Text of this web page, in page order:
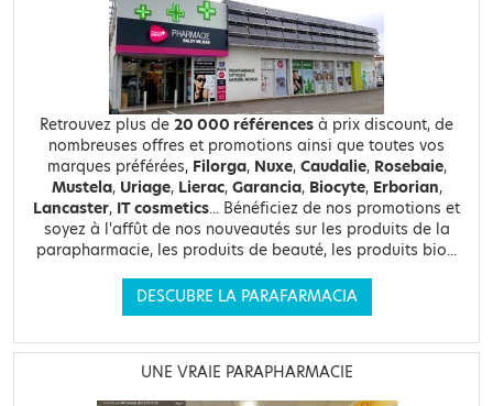
Retrouvez plus de 20 000 références à prix discount, de
nombreuses offres et promotions ainsi que toutes vos
marques préférées, Filorga, Nuxe, Caudalie, Rosebaie,
Mustela, Uriage, Lierac, Garancia, Biocyte, Erborian,
Lancaster, IT cosmetics... Bénéficiez de nos promotions et
soyez à l'affût de nos nouveautés sur les produits de la
parapharmacie, les produits de beauté, les produits bio...
DESCUBRE LA PARAFARMACIA
UNE VRAIE PARAPHARMACIE